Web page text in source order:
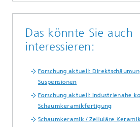
Das könnte Sie auch
interessieren:
Forschung aktuell:
Suspensionen
Forschung aktuell: Industrienahe
Schaumkeramikfertigung
Schaumkeramik / Zelluläre Keramik